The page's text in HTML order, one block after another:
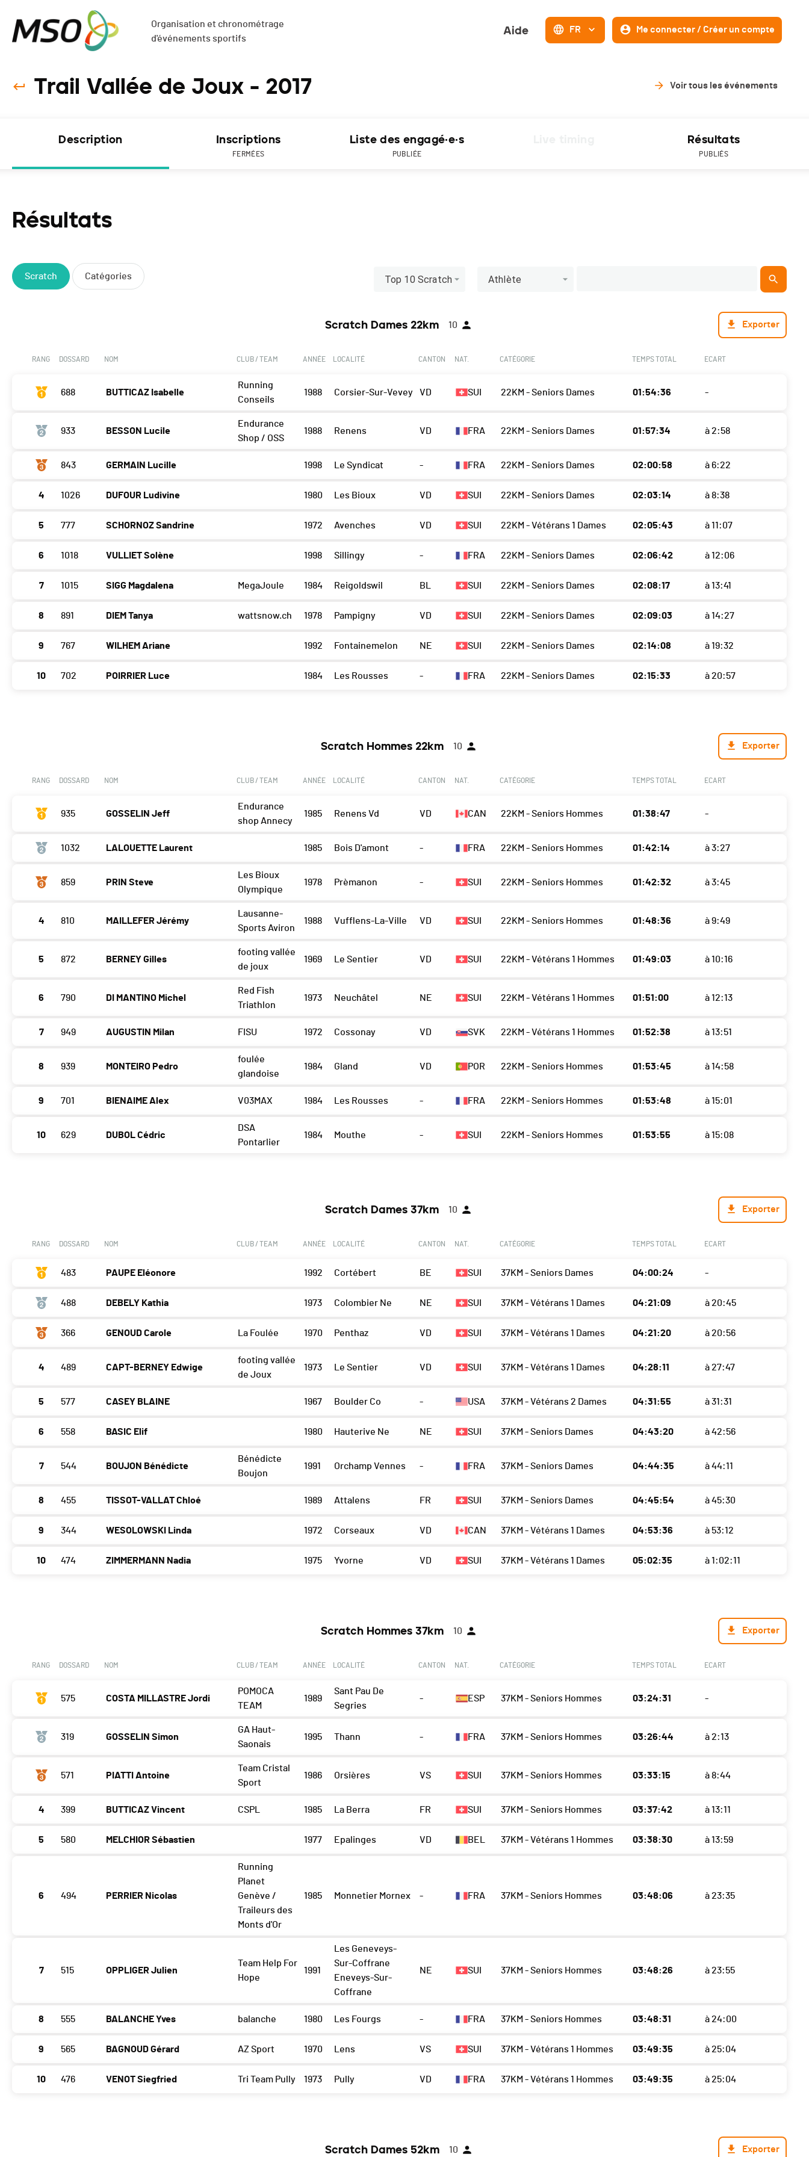
Organisation et chronométrage
d'événements sportifs
Aide FR Me connecter / Créer un compte
Trail Vallée de Joux - 2017 Voir tous les événements
Description Inscriptions
FERMÉES
Liste des engagé·e·s
PUBLIÉE
Résultats
PUBLIÉS
Résultats
Scratch Catégories Top 10 Scratch Athlète
Scratch Dames 22km 10 Exporter
RANG DOSSARD NOM CLUB / TEAM ANNÉE LOCALITÉ CANTON NAT. CATÉGORIE TEMPS TOTAL ECART
688 BUTTICAZ Isabelle
Running
Conseils
1988 Corsier-Sur-Vevey VD SUI 22KM - Seniors Dames 01:54:36 -
933 BESSON Lucile
Endurance
Shop / OSS
1988 Renens VD FRA 22KM - Seniors Dames 01:57:34 à 2:58
843 GERMAIN Lucille 1998 Le Syndicat - FRA 22KM - Seniors Dames 02:00:58 à 6:22
4 1026 DUFOUR Ludivine 1980 Les Bioux VD SUI 22KM - Seniors Dames 02:03:14 à 8:38
5 777 SCHORNOZ Sandrine 1972 Avenches VD SUI 22KM - Vétérans 1 Dames 02:05:43 à 11:07
6 1018 VULLIET Solène 1998 Sillingy - FRA 22KM - Seniors Dames 02:06:42 à 12:06
7 1015 SIGG Magdalena MegaJoule 1984 Reigoldswil BL SUI 22KM - Seniors Dames 02:08:17 à 13:41
8 891 DIEM Tanya wattsnow.ch 1978 Pampigny VD SUI 22KM - Seniors Dames 02:09:03 à 14:27
9 767 WILHEM Ariane 1992 Fontainemelon NE SUI 22KM - Seniors Dames 02:14:08 à 19:32
10 702 POIRRIER Luce 1984 Les Rousses - FRA 22KM - Seniors Dames 02:15:33 à 20:57
Scratch Hommes 22km 10 Exporter
RANG DOSSARD NOM CLUB / TEAM ANNÉE LOCALITÉ CANTON NAT. CATÉGORIE TEMPS TOTAL ECART
935 GOSSELIN Jeff
Endurance
shop Annecy
1985 Renens Vd VD CAN 22KM - Seniors Hommes 01:38:47 -
1032 LALOUETTE Laurent 1985 Bois D'amont - FRA 22KM - Seniors Hommes 01:42:14 à 3:27
859 PRIN Steve
Les Bioux
Olympique
1978 Prèmanon - SUI 22KM - Seniors Hommes 01:42:32 à 3:45
4 810 MAILLEFER Jérémy
Lausanne-
Sports Aviron
1988 Vufflens-La-Ville VD SUI 22KM - Seniors Hommes 01:48:36 à 9:49
5 872 BERNEY Gilles
footing vallée
de joux
1969 Le Sentier VD SUI 22KM - Vétérans 1 Hommes 01:49:03 à 10:16
6 790 DI MANTINO Michel
Red Fish
Triathlon
1973 Neuchâtel NE SUI 22KM - Vétérans 1 Hommes 01:51:00 à 12:13
7 949 AUGUSTIN Milan FISU 1972 Cossonay VD SVK 22KM - Vétérans 1 Hommes 01:52:38 à 13:51
8 939 MONTEIRO Pedro
foulée
glandoise
1984 Gland VD POR 22KM - Seniors Hommes 01:53:45 à 14:58
9 701 BIENAIME Alex V03MAX 1984 Les Rousses - FRA 22KM - Seniors Hommes 01:53:48 à 15:01
10 629 DUBOL Cédric
DSA
Pontarlier
1984 Mouthe - SUI 22KM - Seniors Hommes 01:53:55 à 15:08
Scratch Dames 37km 10 Exporter
RANG DOSSARD NOM CLUB / TEAM ANNÉE LOCALITÉ CANTON NAT. CATÉGORIE TEMPS TOTAL ECART
483 PAUPE Eléonore 1992 Cortébert BE SUI 37KM - Seniors Dames 04:00:24 -
488 DEBELY Kathia 1973 Colombier Ne NE SUI 37KM - Vétérans 1 Dames 04:21:09 à 20:45
366 GENOUD Carole La Foulée 1970 Penthaz VD SUI 37KM - Vétérans 1 Dames 04:21:20 à 20:56
4 489 CAPT-BERNEY Edwige
footing vallée
de Joux
1973 Le Sentier VD SUI 37KM - Vétérans 1 Dames 04:28:11 à 27:47
5 577 CASEY BLAINE 1967 Boulder Co - USA 37KM - Vétérans 2 Dames 04:31:55 à 31:31
6 558 BASIC Elif 1980 Hauterive Ne NE SUI 37KM - Seniors Dames 04:43:20 à 42:56
7 544 BOUJON Bénédicte
Bénédicte
Boujon
1991 Orchamp Vennes - FRA 37KM - Seniors Dames 04:44:35 à 44:11
8 455 TISSOT-VALLAT Chloé 1989 Attalens FR SUI 37KM - Seniors Dames 04:45:54 à 45:30
9 344 WESOLOWSKI Linda 1972 Corseaux VD CAN 37KM - Vétérans 1 Dames 04:53:36 à 53:12
10 474 ZIMMERMANN Nadia 1975 Yvorne VD SUI 37KM - Vétérans 1 Dames 05:02:35 à 1:02:11
Scratch Hommes 37km 10 Exporter
RANG DOSSARD NOM CLUB / TEAM ANNÉE LOCALITÉ CANTON NAT. CATÉGORIE TEMPS TOTAL ECART
575 COSTA MILLASTRE Jordi
POMOCA
TEAM
1989
Sant Pau De
Segries
- ESP 37KM - Seniors Hommes 03:24:31 -
319 GOSSELIN Simon
GA Haut-
Saonais
1995 Thann - FRA 37KM - Seniors Hommes 03:26:44 à 2:13
571 PIATTI Antoine
Team Cristal
Sport
1986 Orsières VS SUI 37KM - Seniors Hommes 03:33:15 à 8:44
4 399 BUTTICAZ Vincent CSPL 1985 La Berra FR SUI 37KM - Seniors Hommes 03:37:42 à 13:11
5 580 MELCHIOR Sébastien 1977 Epalinges VD BEL 37KM - Vétérans 1 Hommes 03:38:30 à 13:59
6 494 PERRIER Nicolas
Running
Planet
Genève /
Traileurs des
Monts d'Or
1985 Monnetier Mornex - FRA 37KM - Seniors Hommes 03:48:06 à 23:35
7 515 OPPLIGER Julien
Team Help For
Hope
1991
Les Geneveys-
Sur-Coffrane
Eneveys-Sur-
Coffrane
NE SUI 37KM - Seniors Hommes 03:48:26 à 23:55
8 555 BALANCHE Yves balanche 1980 Les Fourgs - FRA 37KM - Seniors Hommes 03:48:31 à 24:00
9 565 BAGNOUD Gérard AZ Sport 1970 Lens VS SUI 37KM - Vétérans 1 Hommes 03:49:35 à 25:04
10 476 VENOT Siegfried Tri Team Pully 1973 Pully VD FRA 37KM - Vétérans 1 Hommes 03:49:35 à 25:04
Scratch Dames 52km 10 Exporter